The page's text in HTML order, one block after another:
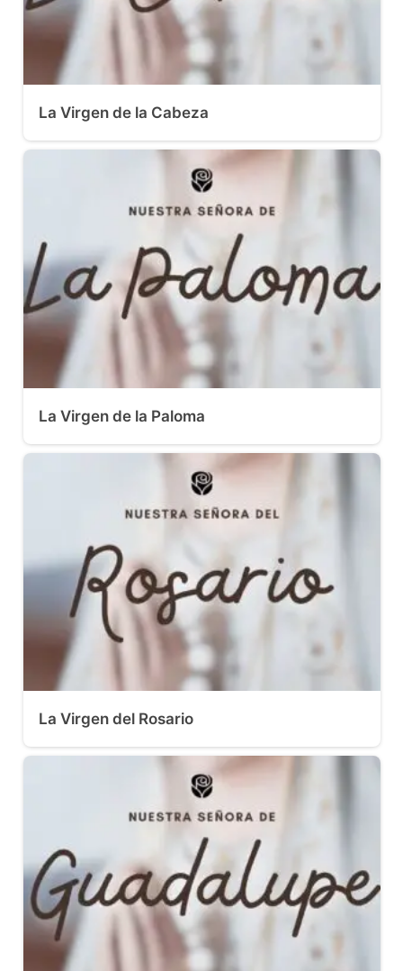
La Virgen de la Cabeza
La Virgen de la Paloma
La Virgen del Rosario